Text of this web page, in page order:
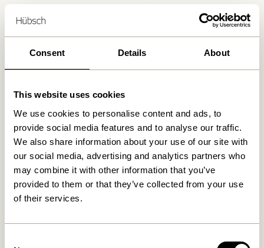
Consent Details About
This website uses cookies
We use cookies to personalise content and ads, to
provide social media features and to analyse our traffic.
We also share information about your use of our site with
our social media, advertising and analytics partners who
may combine it with other information that you’ve
provided to them or that they’ve collected from your use
of their services.
confirmation de commande. Le délai de livraison
indiqué dans la confirmation de commande est
approximatif. La livraison en lots peut avoir lieu et
sera facturée sur la base du lot concerné. Les
Pour toute commande, le port sera ajouté à la
facture au tarif en vigueur à l’époque. La liste de
prix pour le transport peut être obtenue auprès de
Hübsch.
Les commandes en souffrance inférieures à 1 000,00
DKK / 1 000,00 NOK / 1 000,00 SEK / 150,00 EUR ne
seront pas envoyées sans un accord préalable, et
seront annulées sur le compte Hübsch du client en